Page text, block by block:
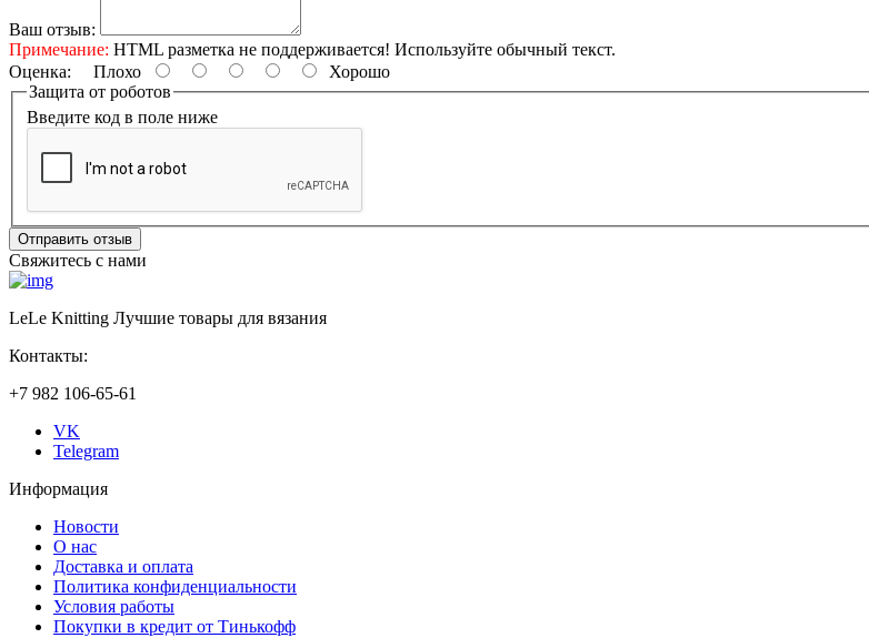
Ваш отзыв:
Примечание: HTML разметка не поддерживается! Используйте обычный текст.
Оценка: Плохо
Хорошо
Защита от роботов
Введите код в поле ниже
Отправить отзыв
Свяжитесь с нами
LeLe Knitting Лучшие товары для вязания
Контакты:
+7 982 106-65-61
VK
Telegram
Информация
Новости
О нас
Доставка и оплата
Политика конфиденциальности
Условия работы
Покупки в кредит от Тинькофф